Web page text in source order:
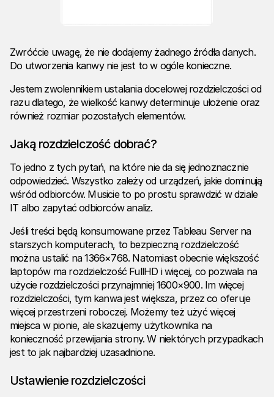
Zwróćcie uwagę, że nie dodajemy żadnego źródła danych.
Do utworzenia kanwy nie jest to w ogóle konieczne.
Jestem zwolennikiem ustalania docelowej rozdzielczości od
razu dlatego, że wielkość kanwy determinuje ułożenie oraz
również rozmiar pozostałych elementów.
Jaką rozdzielczość dobrać?
To jedno z tych pytań, na które nie da się jednoznacznie
odpowiedzieć. Wszystko zależy od urządzeń, jakie dominują
wśród odbiorców. Musicie to po prostu sprawdzić w dziale
IT albo zapytać odbiorców analiz.
Jeśli treści będą konsumowane przez Tableau Server na
starszych komputerach, to bezpieczną rozdzielczość
można ustalić na 1366×768. Natomiast obecnie większość
laptopów ma rozdzielczość FullHD i więcej, co pozwala na
użycie rozdzielczości przynajmniej 1600×900. Im więcej
rozdzielczości, tym kanwa jest większa, przez co oferuje
więcej przestrzeni roboczej. Możemy też użyć więcej
miejsca w pionie, ale skazujemy użytkownika na
konieczność przewijania strony. W niektórych przypadkach
jest to jak najbardziej uzasadnione.
Ustawienie rozdzielczości